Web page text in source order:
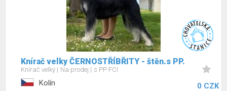
Knírač velky ČERNOSTŘÍBŘITY - štěn.s PP.
Knírač velký Na prodej s PP FCI
Kolín 0 CZK